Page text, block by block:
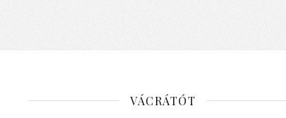
VÁCRÁTÓT